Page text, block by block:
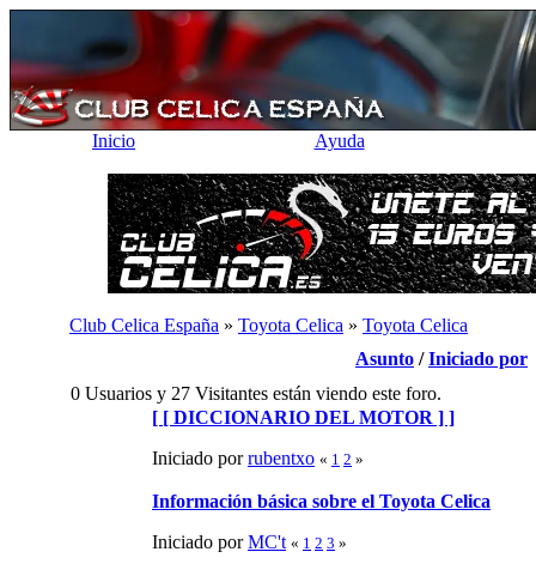
Inicio Ayuda
Club Celica España » Toyota Celica » Toyota Celica
Asunto /Iniciado por
0 Usuarios y 27 Visitantes están viendo este foro.
[ [ DICCIONARIO DEL MOTOR ] ]
Iniciado porrubentxo « 1 2 »
Información básica sobre el Toyota Celica
Iniciado porMC't « 1 2 3 »